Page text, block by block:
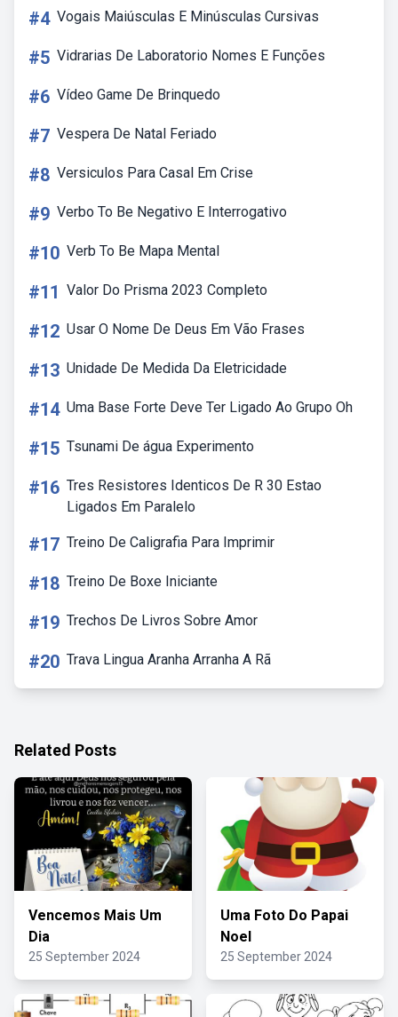
#4 Vogais Maiúsculas E Minúsculas Cursivas
#5 Vidrarias De Laboratorio Nomes E Funções
#6 Vídeo Game De Brinquedo
#7 Vespera De Natal Feriado
#8 Versiculos Para Casal Em Crise
#9 Verbo To Be Negativo E Interrogativo
#10 Verb To Be Mapa Mental
#11 Valor Do Prisma 2023 Completo
#12 Usar O Nome De Deus Em Vão Frases
#13 Unidade De Medida Da Eletricidade
#14 Uma Base Forte Deve Ter Ligado Ao Grupo Oh
#15 Tsunami De água Experimento
#16 Tres Resistores Identicos De R 30 Estao
Ligados Em Paralelo
#17 Treino De Caligrafia Para Imprimir
#18 Treino De Boxe Iniciante
#19 Trechos De Livros Sobre Amor
#20 Trava Lingua Aranha Arranha A Rã
Related Posts
Vencemos Mais Um
Dia
25 September 2024
Uma Foto Do Papai
Noel
25 September 2024